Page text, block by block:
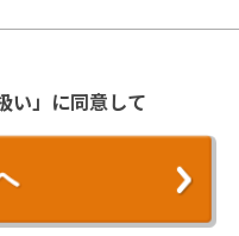
みなす。
、当社へ登録するものとする
のとし、登録内容に変更等
い」に同意して